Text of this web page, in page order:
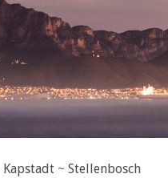
Kapstadt ~ Stellenbosch